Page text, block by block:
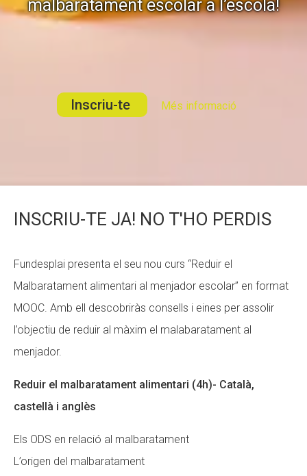
malbaratament escolar a l’escola!
Inscriu-te Més informació
INSCRIU-TE JA! NO T'HO PERDIS
Fundesplai presenta el seu nou curs “Reduir el
Malbaratament alimentari al menjador escolar” en format
MOOC. Amb ell descobriràs consells i eines per assolir
l’objectiu de reduir al màxim el malabaratament al
menjador.
Reduir el malbaratament alimentari (4h)- Català,
castellà i anglès
Els ODS en relació al malbaratament
L’origen del malbaratament
Fundesplai als mitjans
Fes voluntariat
Fundesplai als mitjans
Fes voluntariat